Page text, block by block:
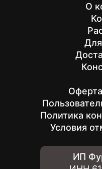
О
Политика
Условия
ИП